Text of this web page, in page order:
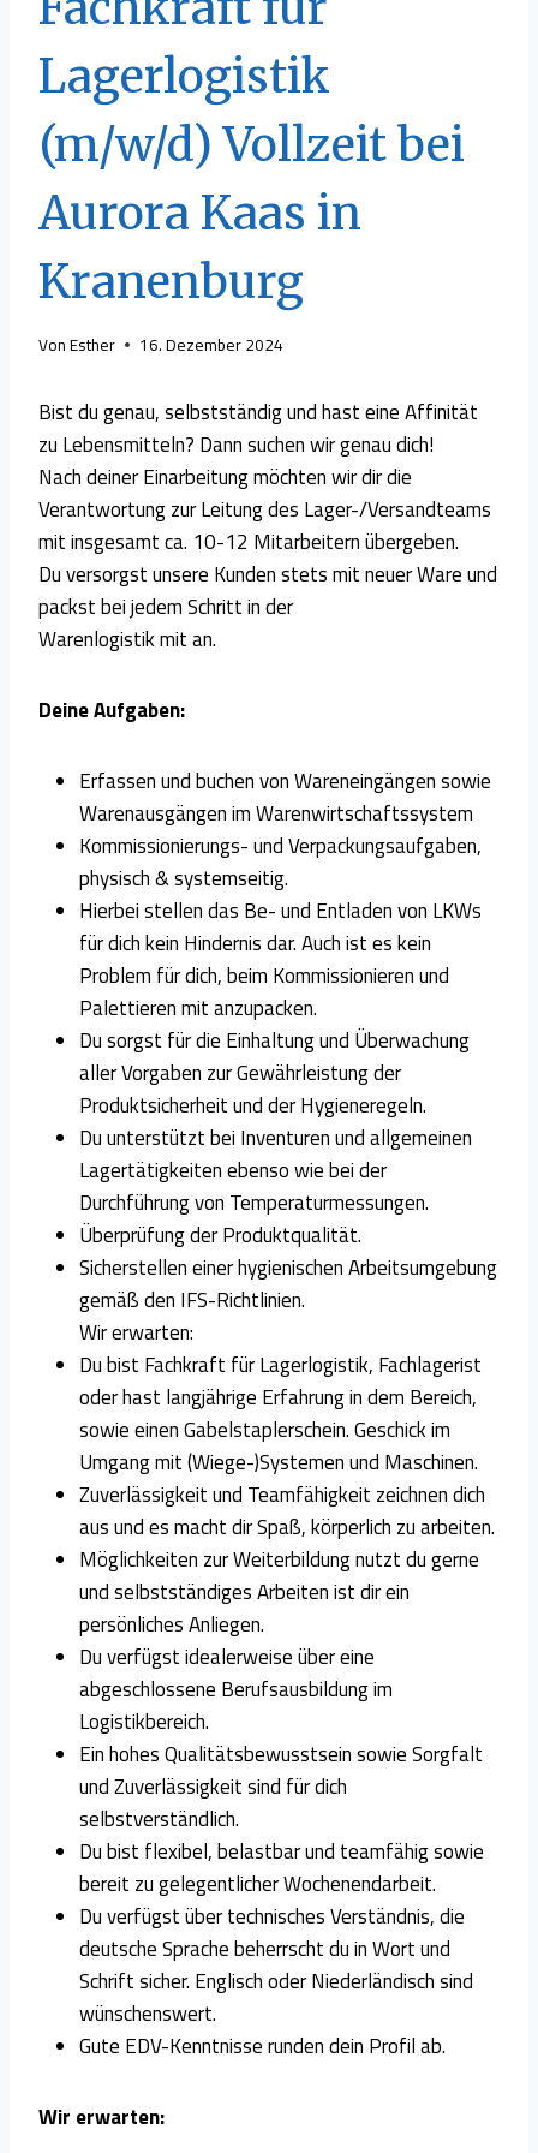
Lagerlogistik
(m/w/d) Vollzeit bei
Aurora Kaas in
Kranenburg
Von Esther 16. Dezember 2024
Bist du genau, selbstständig und hast eine Affinität
zu Lebensmitteln? Dann suchen wir genau dich!
Nach deiner Einarbeitung möchten wir dir die
Verantwortung zur Leitung des Lager-/Versandteams
mit insgesamt ca. 10-12 Mitarbeitern übergeben.
Du versorgst unsere Kunden stets mit neuer Ware und
packst bei jedem Schritt in der
Warenlogistik mit an.
Deine Aufgaben:
Erfassen und buchen von Wareneingängen sowie
Warenausgängen im Warenwirtschaftssystem
Kommissionierungs- und Verpackungsaufgaben,
physisch & systemseitig.
Hierbei stellen das Be- und Entladen von LKWs
für dich kein Hindernis dar. Auch ist es kein
Problem für dich, beim Kommissionieren und
Palettieren mit anzupacken.
Du sorgst für die Einhaltung und Überwachung
aller Vorgaben zur Gewährleistung der
Produktsicherheit und der Hygieneregeln.
Du unterstützt bei Inventuren und allgemeinen
Lagertätigkeiten ebenso wie bei der
Durchführung von Temperaturmessungen.
Überprüfung der Produktqualität.
Sicherstellen einer hygienischen Arbeitsumgebung
gemäß den IFS-Richtlinien.
Wir erwarten:
Du bist Fachkraft für Lagerlogistik, Fachlagerist
oder hast langjährige Erfahrung in dem Bereich,
sowie einen Gabelstaplerschein. Geschick im
Umgang mit (Wiege-)Systemen und Maschinen.
Zuverlässigkeit und Teamfähigkeit zeichnen dich
aus und es macht dir Spaß, körperlich zu arbeiten.
Möglichkeiten zur Weiterbildung nutzt du gerne
und selbstständiges Arbeiten ist dir ein
persönliches Anliegen.
Du verfügst idealerweise über eine
abgeschlossene Berufsausbildung im
Logistikbereich.
Ein hohes Qualitätsbewusstsein sowie Sorgfalt
und Zuverlässigkeit sind für dich
selbstverständlich.
Du bist flexibel, belastbar und teamfähig sowie
bereit zu gelegentlicher Wochenendarbeit.
Du verfügst über technisches Verständnis, die
deutsche Sprache beherrscht du in Wort und
Schrift sicher. Englisch oder Niederländisch sind
wünschenswert.
Gute EDV-Kenntnisse runden dein Profil ab.
Wir erwarten: